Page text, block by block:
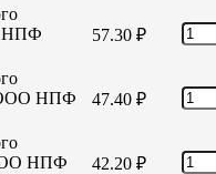
НПФ
57.30 ₽
(ООО НПФ
47.40 ₽
НПФ
42.20 ₽